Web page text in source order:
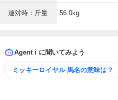
連対時：斤量 56.0kg
Agent i に聞いてみよう
ミッキーロイヤル 馬名の意味は？